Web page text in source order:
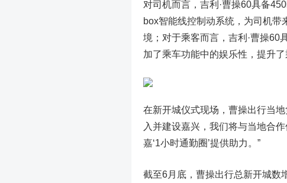
对司机而言，吉利·曹操60具备
box智能线控制动系统，为司机
境；对于乘客而言，吉利·曹操60
加了乘车功能中的娱乐性，提升了
在新开城仪式现场，曹操出行当
入并建设嘉兴，我们将与当地合
嘉‘1小时通勤圈’提供助力。”
截至6月底，曹操出行总新开城数